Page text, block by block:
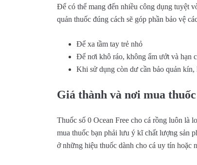
Để có thể mang đến nhiều công dụng tuyệt
quản thuốc đúng cách sẽ góp phần bảo vệ
Để xa tầm tay trẻ nhỏ
Để nơi khô ráo, không ẩm ướt và hạn
Khi sử dụng còn dư cần bảo quản
Giá thành và nơi mua thuốc
Thuốc số 0 Ocean Free cho cá rồng luôn là
mua thuốc bạn phải lưu ý kĩ chất lượng sản
ở những hiệu thuốc dành cho cá uy tín hoặc